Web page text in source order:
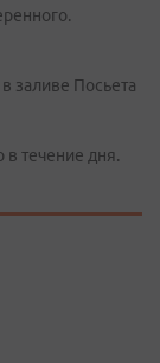
заливе Посьета
в течение дня.